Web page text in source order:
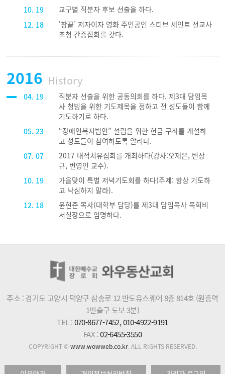
10. 19
교구별 직분자 후보 선출을 하다.
12. 18
'창끝’ 저자이자 영화 주인공인 스티브 세인트 선교사
초청 간증집회를 갖다.
2016 History
04. 19
직분자 선출을 위한 공동의회를 하다. 제3대 담임목
사 청빙을 위한 기도제목을 정하고 전 성도들이 함께
기도하기로 하다.
05. 23
“장애인복지법인” 설립을 위한 헌금 구좌를 개설하
고 성도들이 참여하도록 알리다.
07. 07
2017 내적치유집회를 개최하다(강사:오제은, 변상
규, 변영인 교수).
10. 19
가을맞이 특별 저녁기도회를 하다(주제: 항상 기도하
고 낙심하지 말라).
12. 18
윤현준 목사(대학부 담당)를 제3대 담임목사 목회비
서실장으로 임명하다.
주소 : 경기도 고양시 덕양구 삼송로 12 반도유스퀘어 8층 814호 (원흥역
1번출구 도보 3분)
TEL :070-8677-7452, 010-4922-9191
FAX :02-6455-3550
COPYRIGHT © www.wowweb.co.kr. ALL RIGHTS RESERVED.